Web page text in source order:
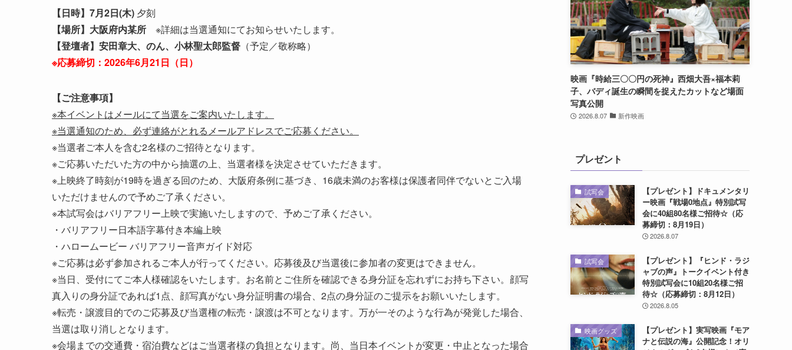
【日時】7月2日(木) 夕刻
【場所】 大阪府内某所 ※詳細は当選通知にてお知らせいたします。
【登壇者】安田章大、のん、小林聖太郎監督 （予定／敬称略）
※応募締切：2026年6月21日（日）
【ご注意事項】
※本イベントはメールにて当選をご案内いたします。
※当選通知のため、必ず連絡がとれるメールアドレスでご応募ください。
※当選者ご本人を含む2名様のご招待となります。
※ご応募いただいた方の中から抽選の上、当選者様を決定させていただきます。
※上映終了時刻が19時を過ぎる回のため、大阪府条例に基づき、16歳未満のお客様は保護者同伴でないとご入場
いただけませんので予めご了承ください。
※本試写会はバリアフリー上映で実施いたしますので、予めご了承ください。
・バリアフリー日本語字幕付き本編上映
・ハロームービー バリアフリー音声ガイド対応
※ご応募は必ず参加されるご本人が行ってください。応募後及び当選後に参加者の変更はできません。
※当日、受付にてご本人様確認をいたします。お名前とご住所を確認できる身分証を忘れずにお持ち下さい。顔写
真入りの身分証であれば1点、顔写真がない身分証明書の場合、2点の身分証のご提示をお願いいたします。
※転売・譲渡目的でのご応募及び当選権の転売・譲渡は不可となります。万が一そのような行為が発覚した場合、
当選は取り消しとなります。
※会場までの交通費・宿泊費などはご当選者様の負担となります。尚、当日本イベントが変更・中止となった場合
映画『時給三〇〇円の死神』西畑大吾×福本莉
子、バディ誕生の瞬間を捉えたカットなど場面
写真公開
2026.8.07 新作映画
プレゼント
試写会
【プレゼント】ドキュメンタリ
ー映画『戦場0地点』特別試写
会に40組80名様ご招待☆（応
募締切：8月19日）
2026.8.07
試写会
【プレゼント】『ヒンド・ラジ
ャブの声』トークイベント付き
特別試写会に10組20名様ご招
待☆（応募締切：8月12日）
2026.8.05
映画グッズ
【プレゼント】実写映画『モア
ナと伝説の海』公開記念！オリ